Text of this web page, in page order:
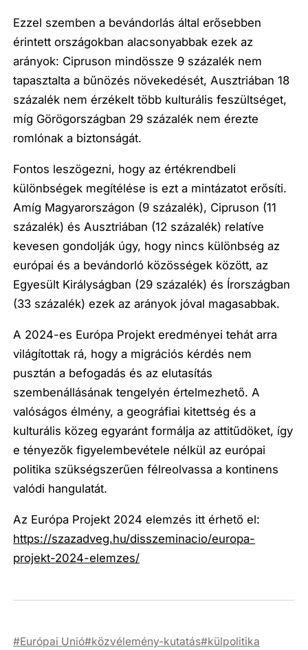
Ezzel szemben a bevándorlás által erősebben
érintett országokban alacsonyabbak ezek az
arányok: Cipruson mindössze 9 százalék nem
tapasztalta a bűnözés növekedését, Ausztriában 18
százalék nem érzékelt több kulturális feszültséget,
míg Görögországban 29 százalék nem érezte
romlónak a biztonságát.
Fontos leszögezni, hogy az értékrendbeli
különbségek megítélése is ezt a mintázatot erősíti.
Amíg Magyarországon (9 százalék), Cipruson (11
százalék) és Ausztriában (12 százalék) relatíve
kevesen gondolják úgy, hogy nincs különbség az
európai és a bevándorló közösségek között, az
Egyesült Királyságban (29 százalék) és Írországban
(33 százalék) ezek az arányok jóval magasabbak.
A 2024-es Európa Projekt eredményei tehát arra
világítottak rá, hogy a migrációs kérdés nem
pusztán a befogadás és az elutasítás
szembenállásának tengelyén értelmezhető. A
valóságos élmény, a geográfiai kitettség és a
kulturális közeg egyaránt formálja az attitűdöket, így
e tényezők figyelembevétele nélkül az európai
politika szükségszerűen félreolvassa a kontinens
valódi hangulatát.
Az Európa Projekt 2024 elemzés itt érhető el:
https://szazadveg.hu/disszeminacio/europa-
projekt-2024-elemzes/
Európai Unió közvélemény-kutatás külpolitika